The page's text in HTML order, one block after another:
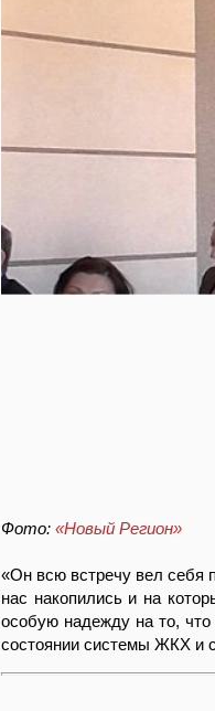
Фото: «Новый Регион»
«Он всю встречу вел себя
нас накопились и на
особую надежду на то, что
состоянии системы ЖКХ и